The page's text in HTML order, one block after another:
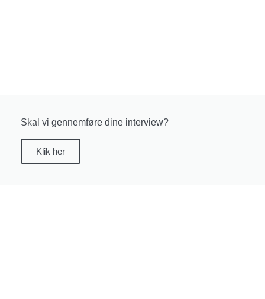
Skal vi gennemføre dine interview?
Klik her